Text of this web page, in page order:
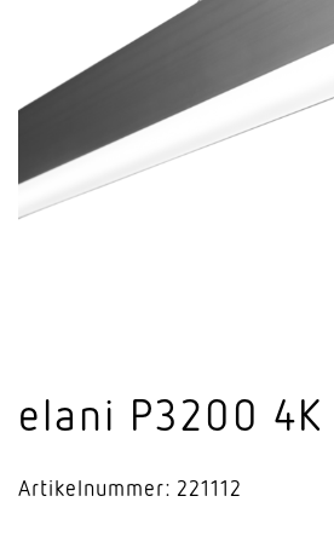
elani P3200 4K
Artikelnummer: 221112